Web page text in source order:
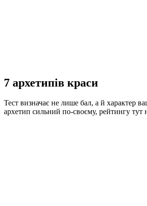
7 архетипів краси
Тест визначає не лише бал, а й характер
архетип сильний по-своєму, рейтингу тут